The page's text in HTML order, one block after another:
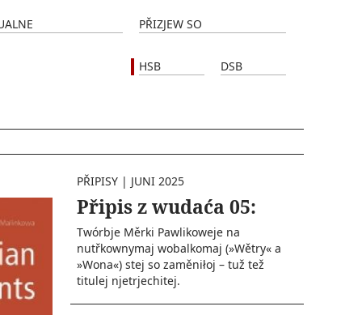
HSB DSB
PŘIZJEW SO
PŘIPISY| JUNI 2025
Připis z wudaća 05:
Twórbje Měrki Pawlikoweje na
nutřkownymaj wobalkomaj (»Wětry« a
»Wona«) stej so zaměniłoj – tuž tež
titulej njetrjechitej.